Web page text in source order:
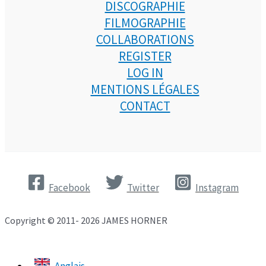
DISCOGRAPHIE
FILMOGRAPHIE
COLLABORATIONS
REGISTER
LOG IN
MENTIONS LÉGALES
CONTACT
Facebook Twitter Instagram
Copyright © 2011- 2026 JAMES HORNER